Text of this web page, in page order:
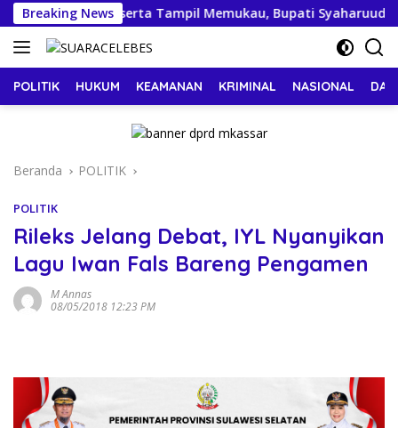
Langsung
ke
konten
Breaking News
Sidrap, 23 Peserta Tampil Memukau, Bupati Syaharuudin
POLITIK HUKUM KEAMANAN KRIMINAL NASIONAL
Beranda POLITIK
POLITIK
Rileks Jelang Debat, IYL Nyanyikan
Lagu Iwan Fals Bareng Pengamen
M Annas
08/05/2018 12:23 PM